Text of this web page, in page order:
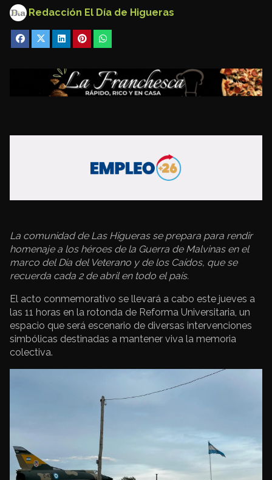
Redacción El Día de Higueras
La comunidad de Las Higuerasse prepara para rendir
homenaje a los héroes de la Guerra de Malvinasen el
marco del Día del Veterano y de los Caídos, que se
recuerda cada 2 de abril en todo el país.
El acto conmemorativo se llevará a cabo este jueves a
las 11 horas en la rotonda de Reforma Universitaria, un
espacio que será escenario de diversas intervenciones
simbólicas destinadas a mantener viva la memoria
colectiva.